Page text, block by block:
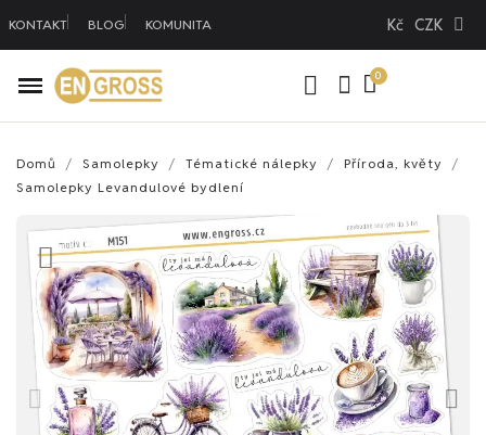
KONTAKT BLOG KOMUNITA Kč CZK
Domů Samolepky Tématické nálepky
Příroda, květy
Samolepky Levandulové bydlení